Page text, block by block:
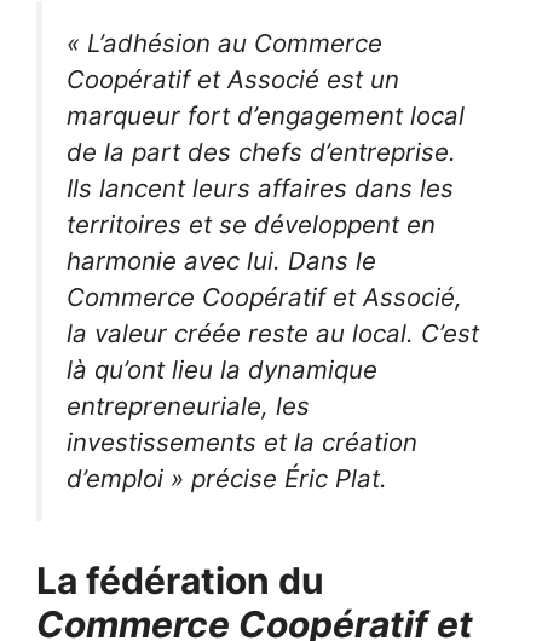
« L’adhésion au Commerce
Coopératif et Associé est un
marqueur fort d’engagement local
de la part des chefs d’entreprise.
Ils lancent leurs affaires dans les
territoires et se développent en
harmonie avec lui. Dans le
Commerce Coopératif et Associé,
la valeur créée reste au local. C’est
là qu’ont lieu la dynamique
entrepreneuriale, les
investissements et la création
d’emploi » précise Éric Plat.
La fédération du
Commerce Coopératif et